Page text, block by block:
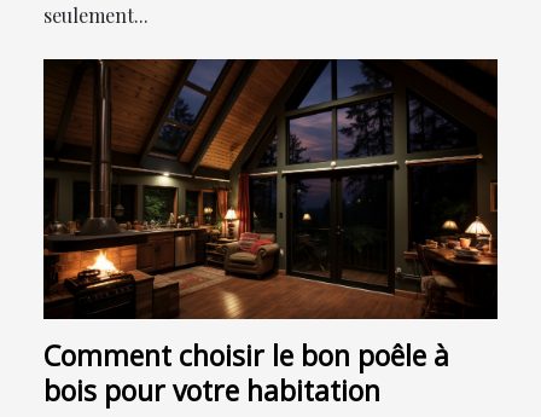
seulement...
Comment choisir le bon poêle à
bois pour votre habitation